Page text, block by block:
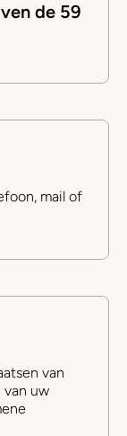
de 59
mail of
van
van uw